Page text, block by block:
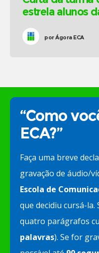
estrela alunos
porÁgora ECA
“Como
ECA?”
Faça uma breve
gravação de áudio/
Escola de
que decidiu cursá-la.
quatro parágrafos
palavras). Se for